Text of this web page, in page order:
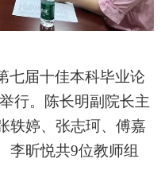
七届十佳本科毕业论
行。陈长明副院长主
轶婷、张志珂、傅嘉
李昕悦共9位教师组